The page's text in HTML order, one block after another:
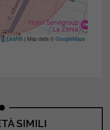
Leaflet | Map data ©GoogleMaps
SIMILI